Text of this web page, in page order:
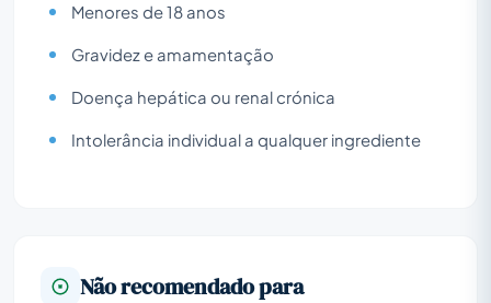
Menores de 18 anos
Gravidez e amamentação
Doença hepática ou renal crónica
Intolerância individual a qualquer ingrediente
Não recomendado para